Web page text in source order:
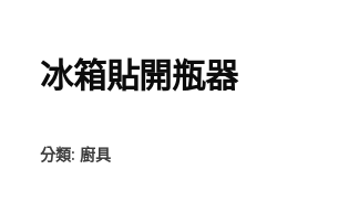
冰箱貼開瓶器
分類: 廚具